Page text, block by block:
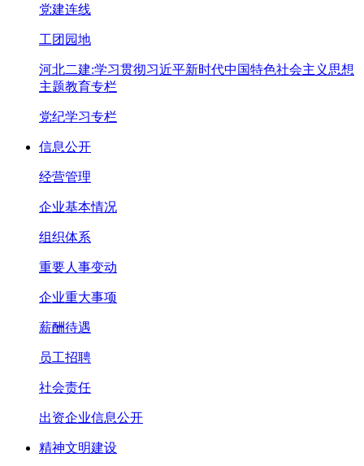
党建连线
工团园地
河北二建:学习贯彻习近平新时代中国特色社会主义思想
主题教育专栏
党纪学习专栏
信息公开
经营管理
企业基本情况
组织体系
重要人事变动
企业重大事项
薪酬待遇
员工招聘
社会责任
出资企业信息公开
精神文明建设